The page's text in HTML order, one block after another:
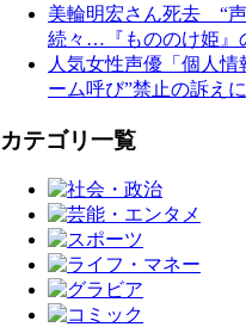
美輪明宏さん死去 “
続々…『もののけ姫』
人気女性声優「個人
ーム呼び”禁止の訴え
カテゴリ一覧